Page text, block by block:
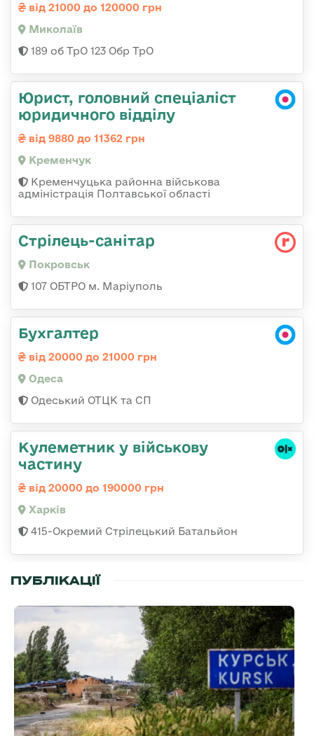
від 21000 до 120000 грн
Миколаїв
189 об ТрО 123 Обр ТрО
Юрист, головний спеціаліст
юридичного відділу
від 9880 до 11362 грн
Кременчук
Кременчуцька районна військова
адміністрація Полтавської області
Стрілець-санітар
Покровськ
107 ОБТРО м. Маріуполь
Бухгалтер
від 20000 до 21000 грн
Одеса
Одеський ОТЦК та СП
Кулеметник у військову
частину
від 20000 до 190000 грн
Харків
415-Окремий Стрілецький Батальйон
ПУБЛІКАЦІЇ